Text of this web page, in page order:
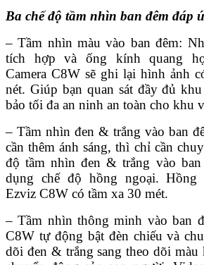
Ba chế độ tầm nhìn ban đêm đáp
– Tầm nhìn màu vào ban đêm:
tích hợp và ống kính quang
Camera C8W sẽ ghi lại hình ảnh
nét. Giúp bạn quan sát đầy đủ
bảo tối đa an ninh an toàn cho khu
– Tầm nhìn đen & trắng vào ban
cần thêm ánh sáng, thì chỉ cần
độ tầm nhìn đen & trắng vào ban
dụng chế độ hồng ngoại. Hồng
Ezviz C8W có tầm xa 30 mét.
– Tầm nhìn thông minh vào ban
C8W tự động bật đèn chiếu và
dõi đen & trắng sang theo dõi